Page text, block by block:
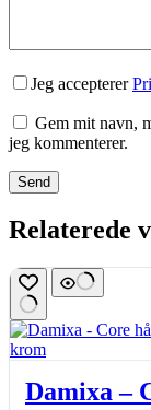
Jeg accepterer
Gem mit navn,
jeg kommenterer.
Send
Relaterede
Damixa –